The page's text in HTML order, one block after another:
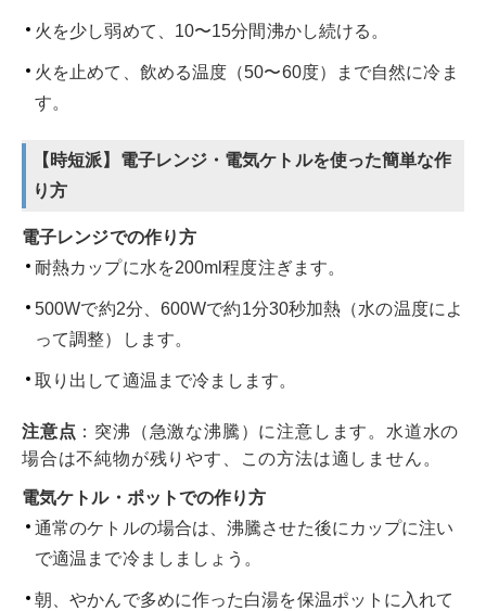
火を少し弱めて、10〜15分間沸かし続ける。
火を止めて、飲める温度（50〜60度）まで自然に冷ま
す。
【時短派】電子レンジ・電気ケトルを使った簡単な作
り方
電子レンジでの作り方
耐熱カップに水を200ml程度注ぎます。
500Wで約2分、600Wで約1分30秒加熱（水の温度によ
って調整）します。
取り出して適温まで冷まします。
注意点 ：突沸（急激な沸騰）に注意します。水道水の
場合は不純物が残りやす、この方法は適しません。
電気ケトル・ポットでの作り方
通常のケトルの場合は、沸騰させた後にカップに注い
で適温まで冷ましましょう。
朝、やかんで多めに作った白湯を保温ポットに入れて